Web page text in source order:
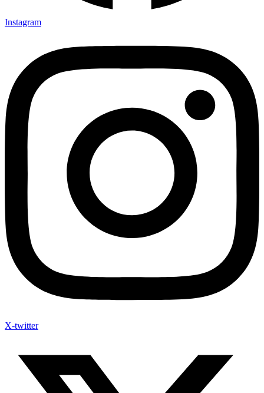
Instagram
X-twitter